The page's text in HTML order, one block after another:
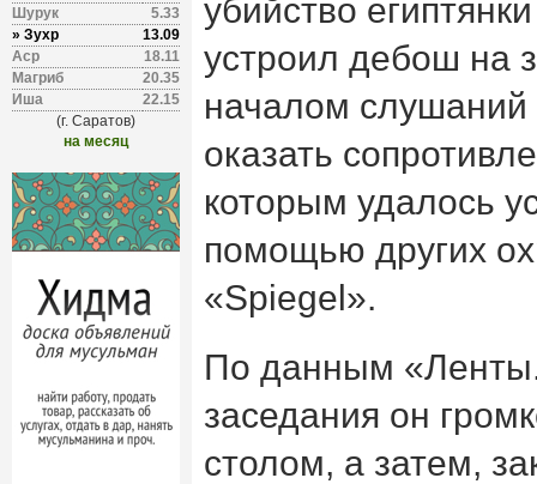
Шурук
5.33
» Зухр
13.09
Аср
18.11
Магриб
20.35
Иша
22.15
(г. Саратов)
на месяц
убийство
устроил дебош на
началом слушаний
оказать
которым удалось
помощью других
«Spiegel».
По данным
заседания он
столом, а затем,